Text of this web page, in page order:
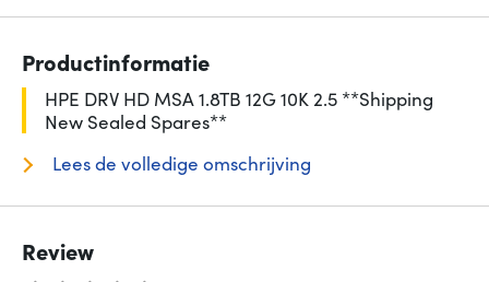
Productinformatie
HPE DRV HD MSA 1.8TB 12G 10K 2.5 **Shipping
New Sealed Spares**
Lees de volledige omschrijving
Review